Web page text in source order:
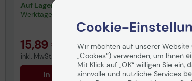
Auf Lager
Werktagen
15,89 €
inkl. MwSt. zzgl. Versandab5,99 €
In den Warenkorb
12,80
inkl. MwSt.
In
Cookie-
Wir möchten auf unserer Website
„Cookies“) verwenden, um Ihnen
Mit Klick auf „OK“ willigen Sie ein,
sinnvolle und nützliche Services